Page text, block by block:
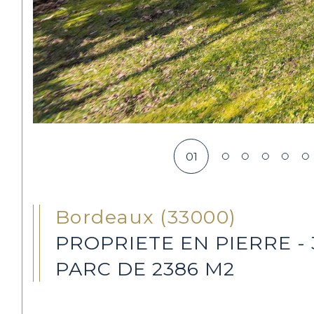
01
Bordeaux (33000)
PROPRIETE EN PIERRE
PARC DE 2386 M2